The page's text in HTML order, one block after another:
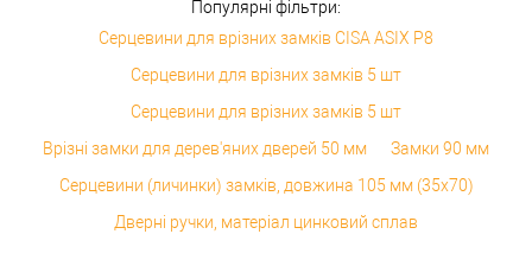
Популярні фільтри:
Серцевини для врізних замків CISA ASIX P8
Серцевини для врізних замків 5 шт
Серцевини для врізних замків 5 шт
Врізні замки для дерев'яних дверей 50 мм
Замки 90 мм
Серцевини (личинки) замків, довжина 105 мм (35x70)
Дверні ручки, матеріал цинковий сплав